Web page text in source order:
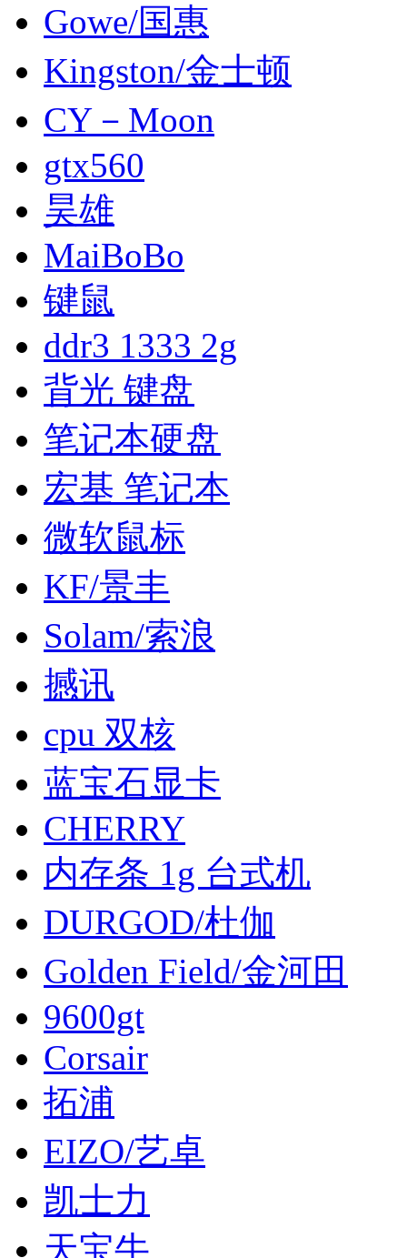
Gowe/国惠
Kingston/金士顿
CY－Moon
gtx560
昊雄
MaiBoBo
键鼠
ddr3 1333 2g
背光 键盘
笔记本硬盘
宏基 笔记本
微软鼠标
KF/景丰
Solam/索浪
撼讯
cpu 双核
蓝宝石显卡
CHERRY
内存条 1g 台式机
DURGOD/杜伽
Golden Field/金河田
9600gt
Corsair
拓浦
EIZO/艺卓
凯士力
天宝牛